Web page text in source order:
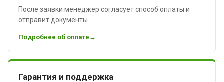
После заявки менеджер согласует способ оплаты и
отправит документы.
Подробнее об оплате
Гарантия и поддержка